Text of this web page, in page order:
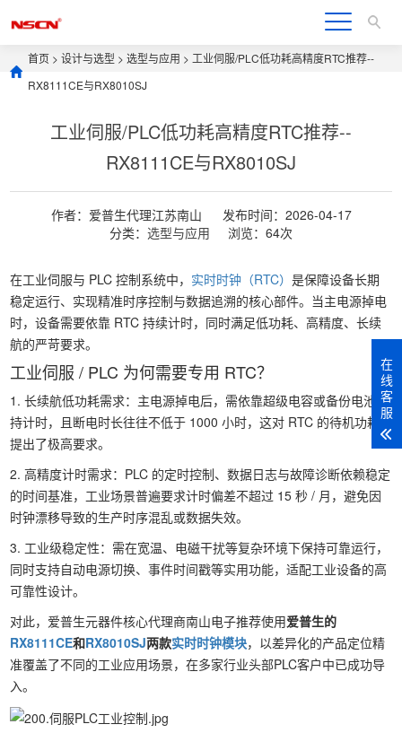
首页 >设计与选型 >选型与应用 > 工业伺服/PLC低功耗高精度RTC推荐--
RX8111CE与RX8010SJ
工业伺服/PLC低功耗高精度RTC推荐--
RX8111CE与RX8010SJ
作者：爱普生代理江苏南山
发布时间：2026-04-17
分类： 选型与应用 浏览：64次
在工业伺服与 PLC 控制系统中， 实时时钟（RTC）是保障设备长期
稳定运行、实现精准时序控制与数据追溯的核心部件。当主电源掉电
时，设备需要依靠 RTC 持续计时，同时满足低功耗、高精度、长续
航的严苛要求。
工业伺服 / PLC 为何需要专用 RTC？
1. 长续航低功耗需求：主电源掉电后，需依靠超级电容或备份电池维
持计时，且断电时长往往不低于 1000 小时，这对 RTC 的待机功耗
提出了极高要求。
2. 高精度计时需求：PLC 的定时控制、数据日志与故障诊断依赖稳定
的时间基准，工业场景普遍要求计时偏差不超过 15 秒 / 月，避免因
时钟漂移导致的生产时序混乱或数据失效。
3. 工业级稳定性：需在宽温、电磁干扰等复杂环境下保持可靠运行，
同时支持自动电源切换、事件时间戳等实用功能，适配工业设备的高
可靠性设计。
对此，爱普生元器件核心代理商南山电子推荐使用爱普生的
RX8111CE和RX8010SJ两款实时时钟模块，以差异化的产品定位精
准覆盖了不同的工业应用场景，在多家行业头部PLC客户中已成功导
入。
在
线
客
服